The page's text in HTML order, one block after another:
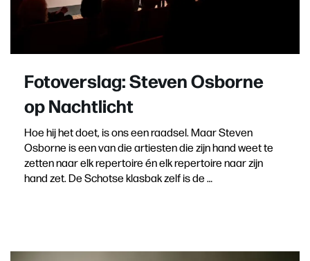
Fotoverslag: Steven Osborne
op Nachtlicht
Hoe hij het doet, is ons een raadsel. Maar Steven
Osborne is een van die artiesten die zijn hand weet te
zetten naar elk repertoire én elk repertoire naar zijn
hand zet. De Schotse klasbak zelf is de …